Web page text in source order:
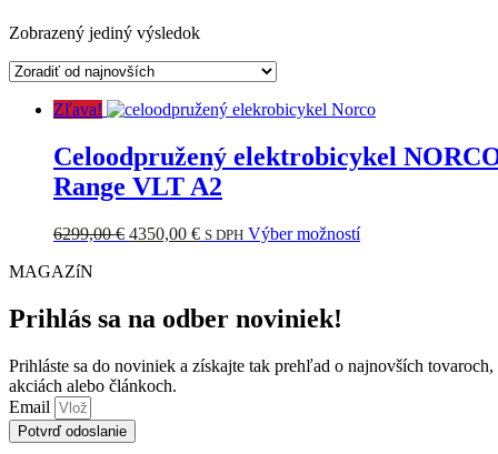
Zobrazený jediný výsledok
Zľava!
Celoodpružený elektrobicykel
Range VLT A2
6299,00€ Pôvodná
4350,00 €Aktuálna
S DPH Výber možnostíTento
môžete
MAGAZíN
Prihlás sa na odber noviniek!
Prihláste sa do noviniek a získajte tak prehľad o najnovších tovaroch,
akciách alebo článkoch.
Email
Potvrď odoslanie